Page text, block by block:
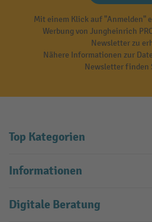
Mit einem Klick auf "Anmelden"
Werbung von Jungheinrich
Newsletter zu
Nähere Informationen zur
Newsletter finden
Top Kategorien
Informationen
Digitale Beratung